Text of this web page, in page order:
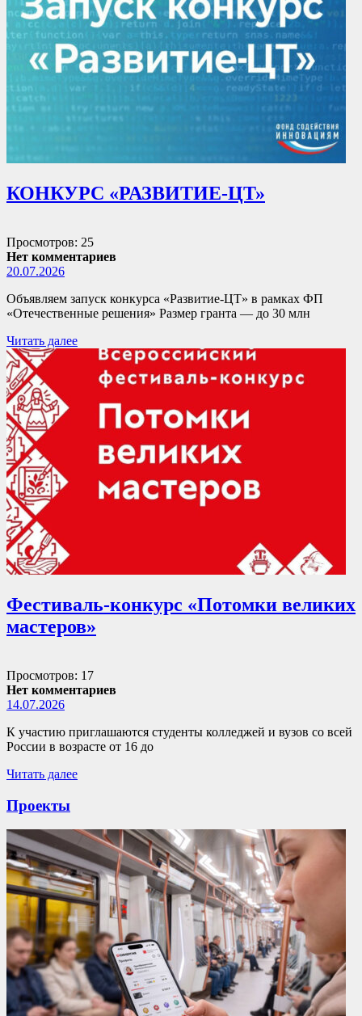
КОНКУРС «РАЗВИТИЕ-ЦТ»
Просмотров: 25
Нет комментариев
20.07.2026
Объявляем запуск конкурса «Развитие-ЦТ» в рамках ФП
«Отечественные решения» Размер гранта — до 30 млн
Читать далее
Фестиваль-конкурс «Потомки великих
мастеров»
Просмотров: 17
Нет комментариев
14.07.2026
К участию приглашаются студенты колледжей и вузов со всей
России в возрасте от 16 до
Читать далее
Проекты